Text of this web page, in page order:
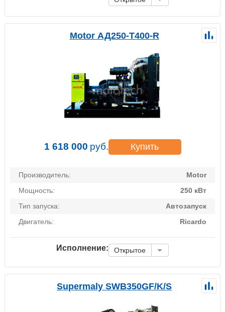
Motor АД250-Т400-R
1 618 000 руб. Купить
Производитель:
Motor
Мощность:
250 кВт
Тип запуска:
Автозапуск
Двигатель:
Ricardo
Исполнение: Открытое
Supermaly SWB350GF/K/S